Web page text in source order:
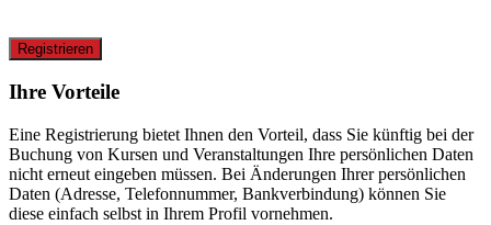
Registrieren
Ihre Vorteile
Eine Registrierung bietet Ihnen den Vorteil, dass Sie künftig bei der
Buchung von Kursen und Veranstaltungen Ihre persönlichen Daten
nicht erneut eingeben müssen. Bei Änderungen Ihrer persönlichen
Daten (Adresse, Telefonnummer, Bankverbindung) können Sie
diese einfach selbst in Ihrem Profil vornehmen.